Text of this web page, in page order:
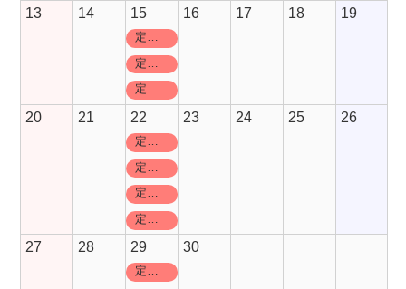
13 14 15
定休日
定休日
16 17 18 19
20 21 22
定休日
定休日
23 24 25 26
27 28 29
定休日
30